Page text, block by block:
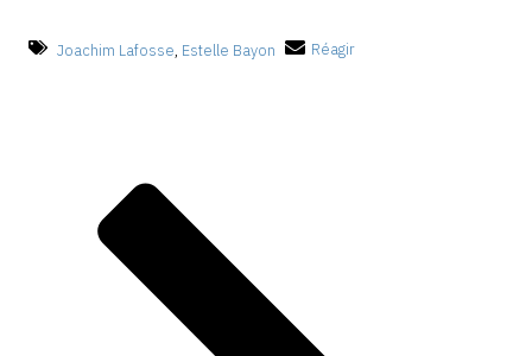
Joachim Lafosse Estelle Bayon Réagir